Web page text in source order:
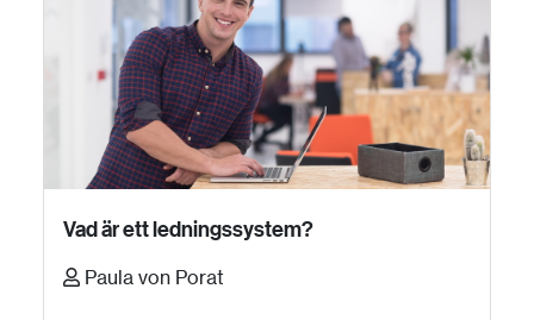
Vad är ett ledningssystem?
Paula von Porat